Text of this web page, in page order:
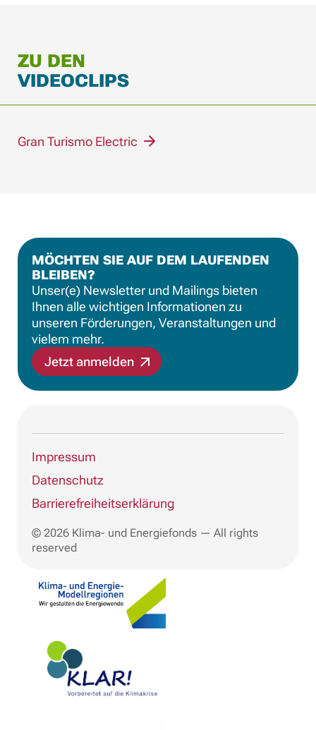
ZU DEN
VIDEOCLIPS
Gran Turismo Electric
MÖCHTEN SIE AUF DEM LAUFENDEN
BLEIBEN?
Unser(e) Newsletter und Mailings bieten
Ihnen alle wichtigen Informationen zu
unseren Förderungen, Veranstaltungen und
vielem mehr.
Jetzt anmelden
Impressum
Datenschutz
Barrierefreiheitserklärung
© 2026 Klima- und Energiefonds — All rights
reserved